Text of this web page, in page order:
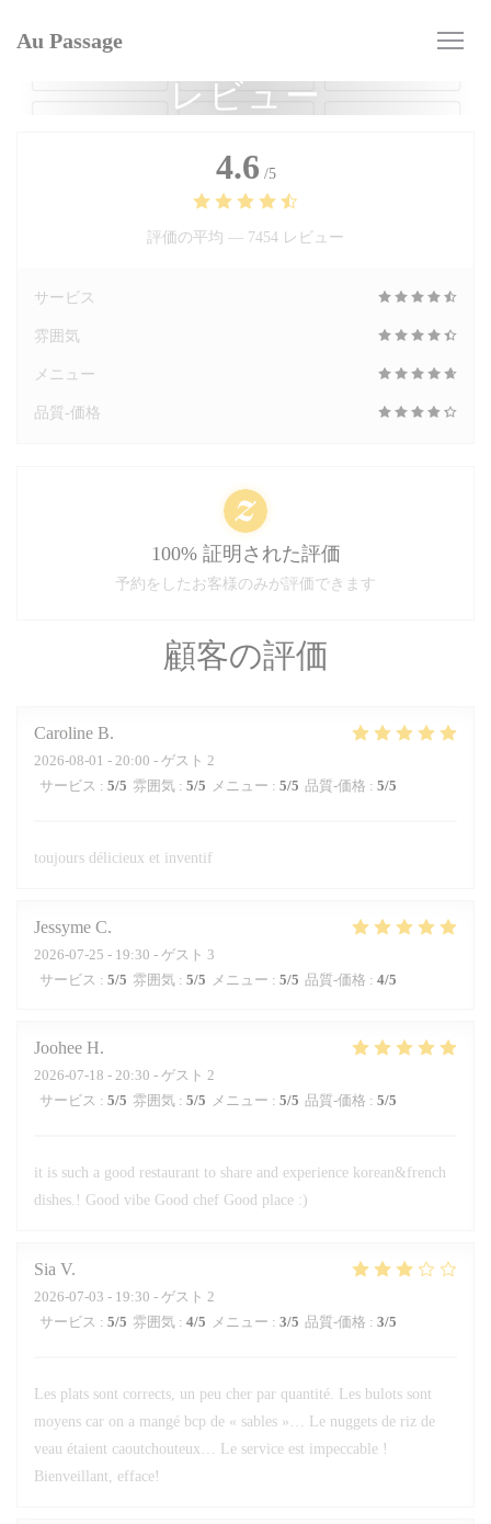
Au Passage
レビュー
顧客の評価
Caroline B
2026-08-01 - 20:00 - ゲスト 2
サービス : 5/5 雰囲気 : 5/5 メニュー : 5/5 品質-価格 : 5/5
toujours délicieux et inventif
Jessyme C
2026-07-25 - 19:30 - ゲスト 3
サービス : 5/5 雰囲気 : 5/5 メニュー : 5/5 品質-価格 : 4/5
Joohee H
2026-07-18 - 20:30 - ゲスト 2
サービス : 5/5 雰囲気 : 5/5 メニュー : 5/5 品質-価格 : 5/5
it is such a good restaurant to share and experience korean&french
dishes.! Good vibe Good chef Good place :)
Sia V
2026-07-03 - 19:30 - ゲスト 2
サービス : 5/5 雰囲気 : 4/5 メニュー : 3/5 品質-価格 : 3/5
Les plats sont corrects, un peu cher par quantité. Les bulots sont
moyens car on a mangé bcp de « sables »… Le nuggets de riz de
veau étaient caoutchouteux… Le service est impeccable !
Bienveillant, efface!
4.6 /5
評価の平均 — 7454 レビュー
サービス
雰囲気
メニュー
品質-価格
100% 証明された評価
予約をしたお客様のみが評価できます